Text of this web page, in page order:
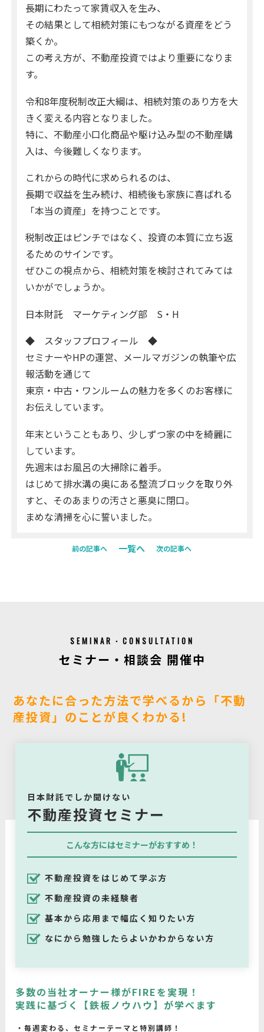
長期にわたって家賃収入を生み、
その結果として相続対策にもつながる資産をどう
築くか。
この考え方が、不動産投資ではより重要になりま
す。
令和8年度税制改正大綱は、相続対策のあり方を大
きく変える内容となりました。
特に、不動産小口化商品や駆け込み型の不動産購
入は、今後難しくなります。
これからの時代に求められるのは、
長期で収益を生み続け、相続後も家族に喜ばれる
「本当の資産」を持つことです。
税制改正はピンチではなく、投資の本質に立ち返
るためのサインです。
ぜひこの視点から、相続対策を検討されてみては
いかがでしょうか。
日本財託 マーケティング部 S・H
◆ スタッフプロフィール ◆
セミナーやHPの運営、メールマガジンの執筆や広
報活動を通じて
東京・中古・ワンルームの魅力を多くのお客様に
お伝えしています。
年末ということもあり、少しずつ家の中を綺麗に
しています。
先週末はお風呂の大掃除に着手。
はじめて排水溝の奥にある整流ブロックを取り外
すと、そのあまりの汚さと悪臭に閉口。
まめな清掃を心に誓いました。
前の記事へ 一覧へ 次の記事へ
SEMINAR・CONSULTATION
セミナー・相談会 開催中
あなたに合った方法で学べるから「不動
産投資」のことが良くわかる!
日本財託でしか聞けない
不動産投資セミナー
こんな方にはセミナーがおすすめ！
不動産投資をはじめて学ぶ方
不動産投資の未経験者
基本から応用まで幅広く知りたい方
なにから勉強したらよいかわからない方
多数の当社オーナー様がFIREを実現！
実践に基づく【鉄板ノウハウ】が学べます
毎週変わる、セミナーテーマと特別講師！